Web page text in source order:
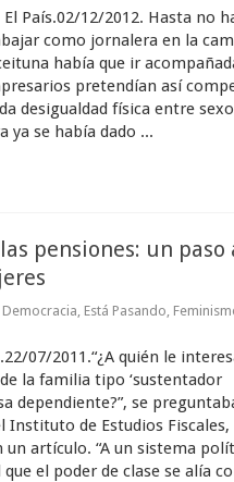
País.02/12/2012. Hasta no
como jornalera en la
había que ir
pretendían así
desigualdad física entre
ya se había dado ...
pensiones: un paso
Democracia Está Pasando
07/2011.“¿A quién le
la familia tipo ‘sustentador
dependiente?”, se
Instituto de Estudios
un artículo. “A un sistema
el poder de clase se alía